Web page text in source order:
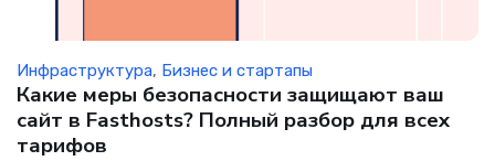
Инфраструктура, Бизнес и стартапы
Какие меры безопасности защищают ваш
сайт в Fasthosts? Полный разбор для всех
тарифов